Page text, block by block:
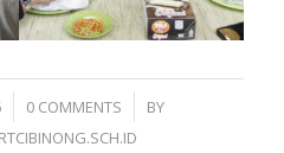
0 COMMENTS
/
BY